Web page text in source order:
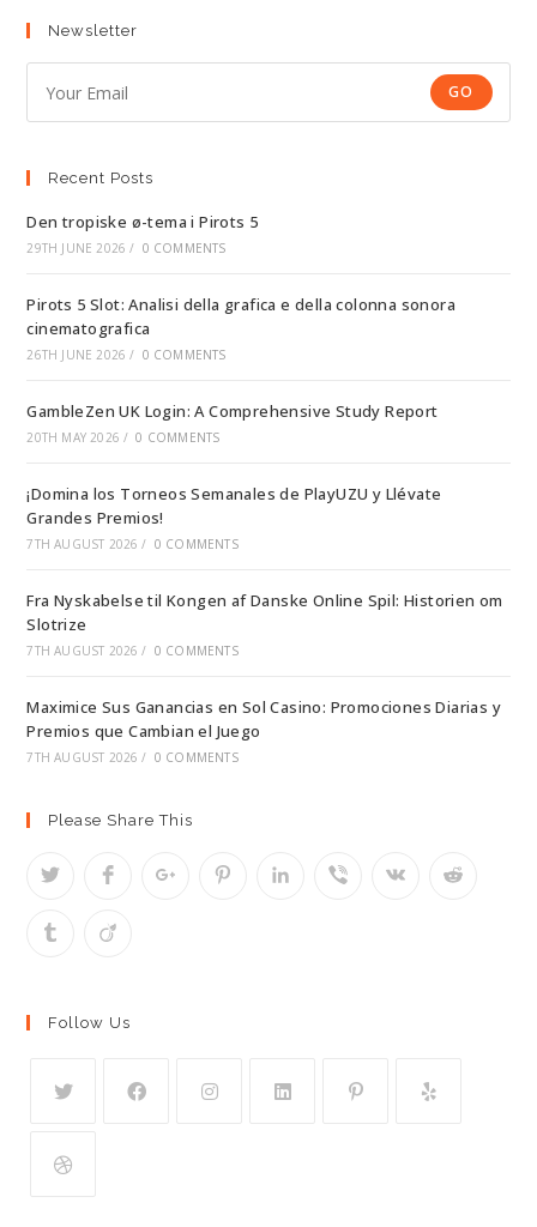
Newsletter
GO
Recent Posts
Den tropiske ø-tema i Pirots 5
29TH JUNE 2026 / 0 COMMENTS
Pirots 5 Slot: Analisi della grafica e della colonna sonora
cinematografica
26TH JUNE 2026 / 0 COMMENTS
GambleZen UK Login: A Comprehensive Study Report
20TH MAY 2026 / 0 COMMENTS
¡Domina los Torneos Semanales de PlayUZU y Llévate
Grandes Premios!
7TH AUGUST 2026 / 0 COMMENTS
Fra Nyskabelse til Kongen af Danske Online Spil: Historien om
Slotrize
7TH AUGUST 2026 / 0 COMMENTS
Maximice Sus Ganancias en Sol Casino: Promociones Diarias y
Premios que Cambian el Juego
7TH AUGUST 2026 / 0 COMMENTS
Please Share This
Follow Us